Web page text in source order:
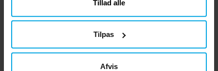
Tillad alle
Tilpas
Afvis